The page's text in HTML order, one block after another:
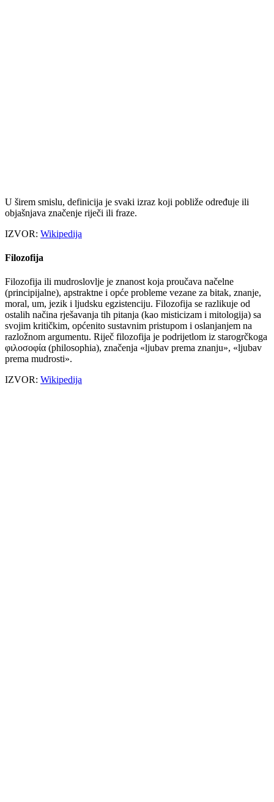
U širem smislu, definicija je svaki izraz koji pobliže određuje ili
objašnjava značenje riječi ili fraze.
IZVOR: Wikipedija
Filozofija
Filozofija ili mudroslovlje je znanost koja proučava načelne
(principijalne), apstraktne i opće probleme vezane za bitak, znanje,
moral, um, jezik i ljudsku egzistenciju. Filozofija se razlikuje od
ostalih načina rješavanja tih pitanja (kao misticizam i mitologija) sa
svojim kritičkim, općenito sustavnim pristupom i oslanjanjem na
razložnom argumentu. Riječ filozofija je podrijetlom iz starogrčkoga
φιλοσοφία (philosophia), značenja «ljubav prema znanju», «ljubav
prema mudrosti».
IZVOR: Wikipedija